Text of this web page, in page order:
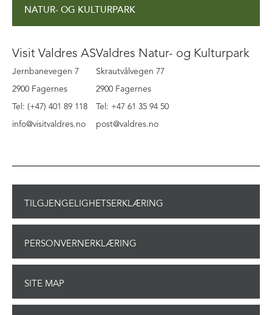
NATUR- OG KULTURPARK
Visit Valdres AS
Jernbanevegen 7
2900 Fagernes
Tel: (+47) 401 89 118
info@visitvaldres.no
Valdres Natur- og Kulturpark
Skrautvålvegen 77
2900 Fagernes
Tel: +47 61 35 94 50
post@valdres.no
TILGJENGELIGHETSERKLÆRING
PERSONVERNERKLÆRING
SITE MAP